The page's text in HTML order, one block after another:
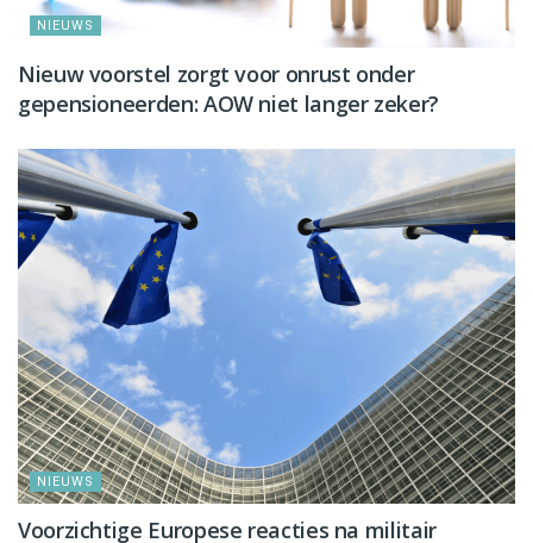
NIEUWS
Nieuw voorstel zorgt voor onrust onder
gepensioneerden: AOW niet langer zeker?
NIEUWS
Voorzichtige Europese reacties na militair